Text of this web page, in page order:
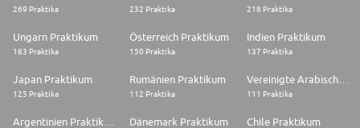
269 Praktika 232 Praktika 218 Praktika
Ungarn Praktikum
183 Praktika
Österreich Praktikum
150 Praktika
Indien Praktikum
137 Praktika
Japan Praktikum
125 Praktika
Rumänien Praktikum
112 Praktika
Vereinigte Arabische Emirate Praktikum
111 Praktika
Dänemark Praktikum Chile Praktikum